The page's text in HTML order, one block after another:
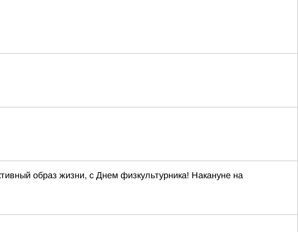
образ жизни, с Днем физкультурника! Накануне на